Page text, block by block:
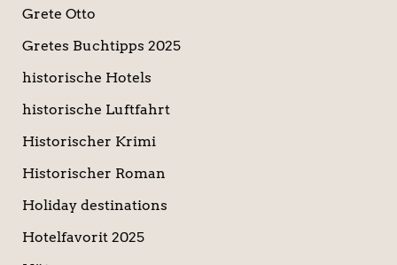
Grete Otto
Gretes Buchtipps 2025
historische Hotels
historische Luftfahrt
Historischer Krimi
Historischer Roman
Holiday destinations
Hotelfavorit 2025